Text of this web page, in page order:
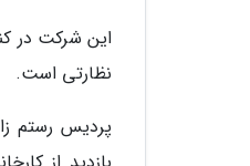
این شرکت در
نظارتی است.
پردیس رستم